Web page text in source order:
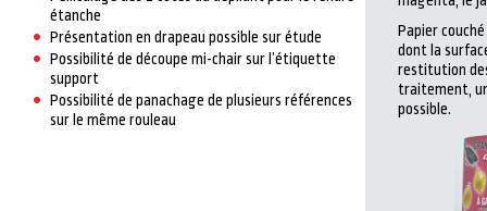
étanche
Présentation en drapeau possible sur étude
Possibilité de découpe mi-chair sur l’étiquette
support
Possibilité de panachage de plusieurs références
sur le même rouleau
Papier
dont la
restitution
traitement,
possible.